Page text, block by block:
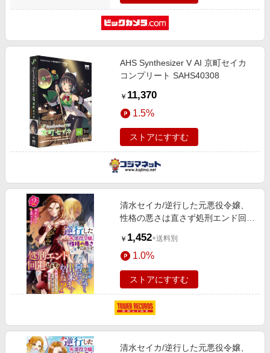
AHS Synthesizer V AI 京町セイカ
コンプリート SAHS40308
￥ 11,370
1.5%
ストアにすすむ
清水セイカ/逆行した元悪役令嬢、
性格の悪さは直さず処刑エンド回避
[9784866576800]
￥ 1,452+送料別
1.0%
ストアにすすむ
清水セイカ/逆行した元悪役令嬢、